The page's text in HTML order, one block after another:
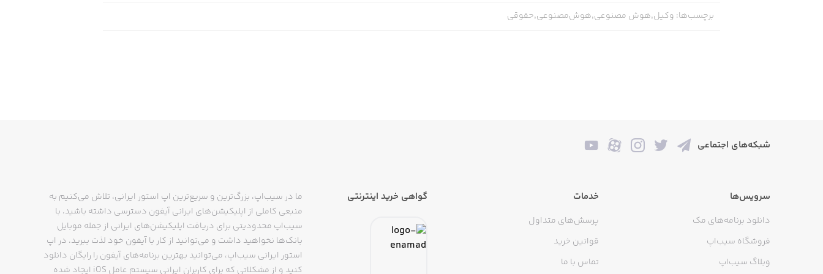
برچسب‌ها: وکیل,هوش مصنوعی,هوش‌مصنوعی,حقوقی
شبکه‌های اجتماعی
سرویس‌ها
دانلود برنامه‌های مک
فروشگاه سیب‌اپ
وبلاگ سیب‌اپ
خدمات
پرسش‌های متداول
قوانین خرید
تماس با ما
گواهی خرید اینترنتی
ما در سیب‌اپ، بزرگ‌ترین و سریع‌ترین اپ استور ایرانی، تلاش می‌کنیم به
منبعی کاملی از اپلیکیشن‌های ایرانی آیفون دسترسی داشته باشید. با
سیب‌اپ محدودیتی برای دریافت اپلیکیشن‌های ایرانی از جمله موبایل
بانک‌ها نخواهید داشت و می‌توانید از کار با آیفون خود لذت ببرید. در اپ
استور ایرانی سیب‌اپ، می‌توانید بهترین برنامه‌های آیفون را رایگان دانلود
کنید و از مشکلاتی که برای کاربران ایرانی سیستم عامل iOS ایجاد شده